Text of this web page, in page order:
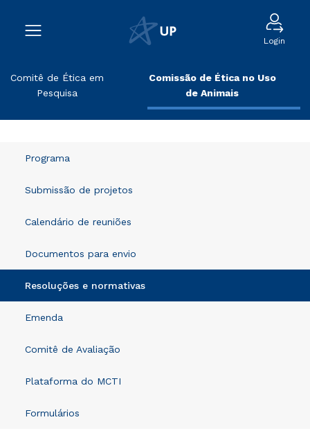
Login
Comitê de Ética em
Pesquisa
Comissão de Ética no Uso
de Animais
Programa
Submissão de projetos
Calendário de reuniões
Documentos para envio
Resoluções e normativas
Emenda
Comitê de Avaliação
Plataforma do MCTI
Formulários